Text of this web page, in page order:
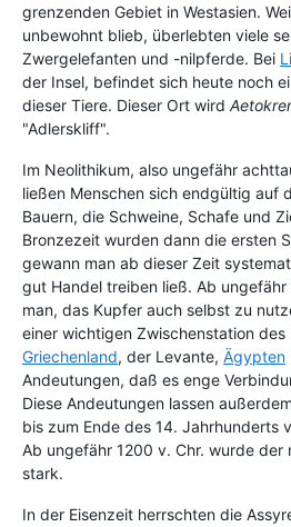
grenzenden Gebiet in Westasien.
unbewohnt blieb, überlebten viele
Zwergelefanten und -nilpferde. Bei
der Insel, befindet sich heute noch
dieser Tiere. Dieser Ort wird
"Adlerskliff".
Im Neolithikum, also ungefähr
ließen Menschen sich endgültig auf
Bauern, die Schweine, Schafe und
Bronzezeit wurden dann die ersten
gewann man ab dieser Zeit
gut Handel treiben ließ. Ab
man, das Kupfer auch selbst zu
einer wichtigen Zwischenstation des
Griechenland, der Levante, Ägypten
Andeutungen, daß es enge
Diese Andeutungen lassen
bis zum Ende des 14. Jahrhunderts
Ab ungefähr 1200 v. Chr. wurde der
stark.
In der Eisenzeit herrschten die